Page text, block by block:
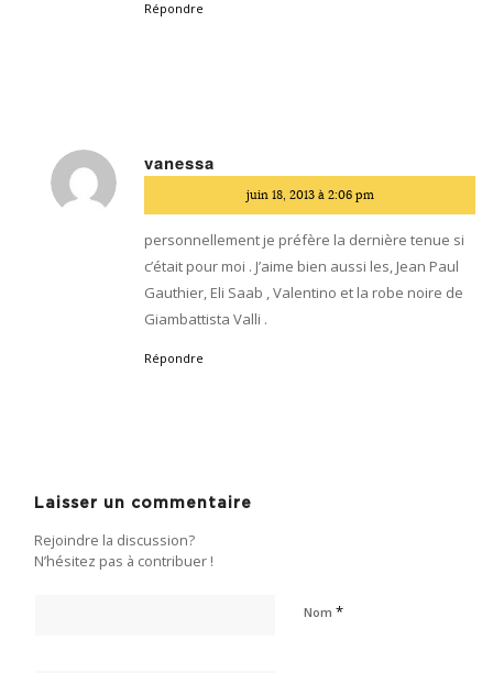
Répondre
vanessa
:
juin 18, 2013 à 2:06 pm
personnellement je préfère la dernière tenue si
c’était pour moi . J’aime bien aussi les, Jean Paul
Gauthier, Eli Saab , Valentino et la robe noire de
Giambattista Valli .
Répondre
Laisser un commentaire
Rejoindre la discussion?
N’hésitez pas à contribuer !
Nom*